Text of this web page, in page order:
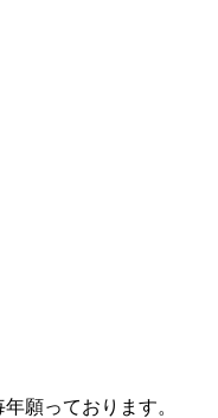
願っております。